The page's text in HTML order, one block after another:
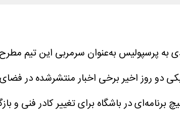
به پرسپولیس به‌عنوان سرمربی این تیم
دو روز اخیر برخی اخبار منتشرشده در
در باشگاه برای تغییر کادر فنی و